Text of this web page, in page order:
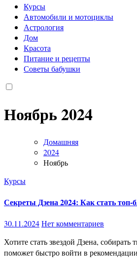
Курсы
Автомобили и мотоциклы
Астрология
Дом
Красота
Питание и рецепты
Советы бабушки
Ноябрь 2024
Домашняя
2024
Ноябрь
Курсы
Секреты Дзена 2024: Как стать
30.11.2024Нет комментариев
Хотите стать звездой Дзена, собирать тысячи подписчиков и стабильно зарабатывать 100.000₽ в месяц? Забудьте о случайных попытках! Я подготовил для вас пошаговую инструкцию, которая
поможет быстро войти в